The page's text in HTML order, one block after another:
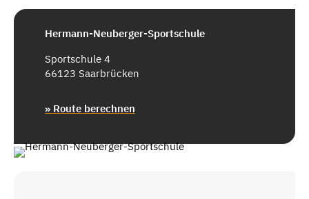
Hermann-Neuberger-Sportschule
Sportschule 4
66123 Saarbrücken
» Route berechnen